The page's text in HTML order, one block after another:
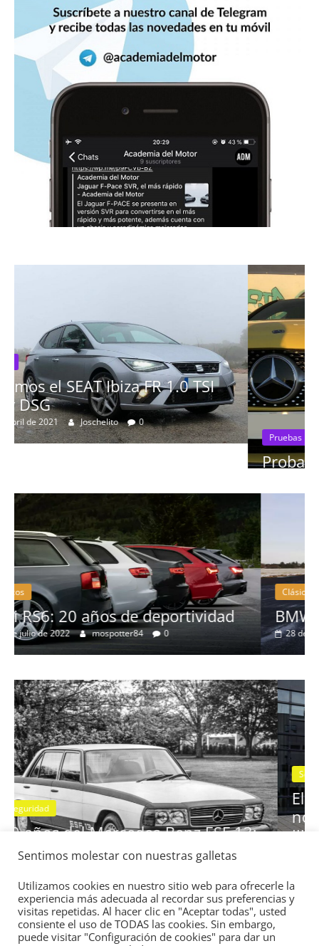
Pruebas
Probamos el Mercedes-Benz A200d
Clásicos
BMW Serie 7: lujo desde 1977
13:
Seguridad Vídeo
El Mazda CX-5 2022 logra la
nota en las pruebas de seguridad
IIHS
11 de noviembre de 2021 mospotter84 0
Sentimos molestar con nuestras galletas
Utilizamos cookies en nuestro sitio web para ofrecerle la
experiencia más adecuada al recordar sus preferencias y
visitas repetidas. Al hacer clic en "Aceptar todas", usted
consiente el uso de TODAS las cookies. Sin embargo,
puede visitar "Configuración de cookies" para dar un